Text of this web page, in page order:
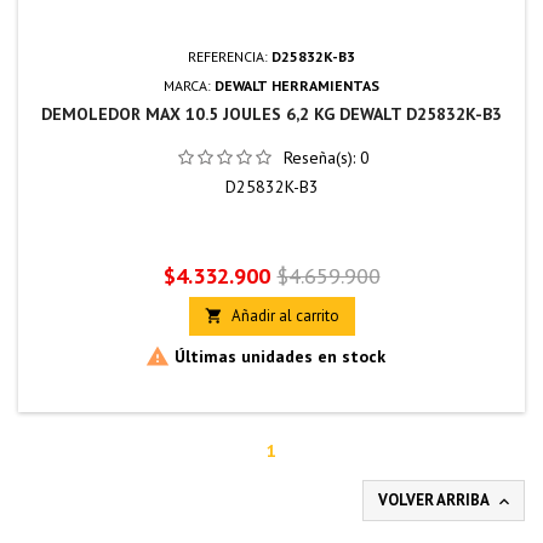
REFERENCIA: D25832K-B3
MARCA: DEWALT HERRAMIENTAS
DEMOLEDOR MAX 10.5 JOULES 6,2 KG DEWALT D25832K-B3
Reseña(s): 0
D25832K-B3
Precio
$4.332.900 Precio
base
$4.659.900
 Añadir al carrito
 Últimas unidades en stock
1
VOLVER ARRIBA 